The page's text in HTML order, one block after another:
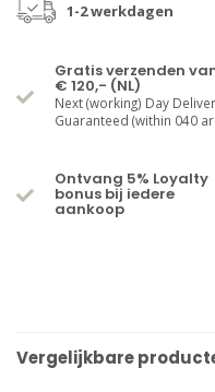
1-2 werkdagen
Gratis verzenden
€ 120,- (NL)
Next (working) Day
Guaranteed (within 040
Ontvang 5% Loyalty
bonus bij iedere
aankoop
Vergelijkbare